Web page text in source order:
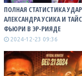
ПОЛНАЯ СТАТИСТИКА
АЛЕКСАНДРА УСИКА И
ФЬЮРИ В ЭР-РИЯДЕ
2024-12-23 09:36